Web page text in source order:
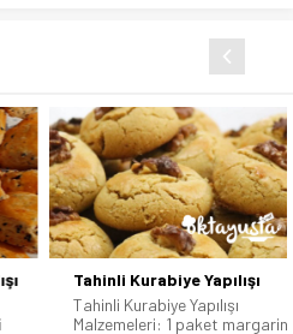
Tahinli Kurabiye Yapılışı
Tahinli Kurabiye Yapılışı
Malzemeleri: 1 paket margarin,